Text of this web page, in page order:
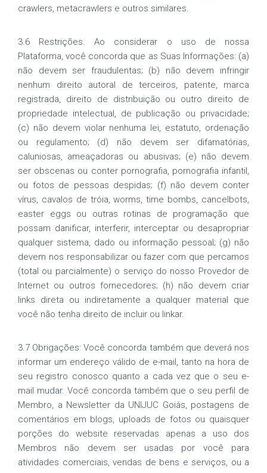
crawlers, metacrawlers e outros similares.
3.6 Restrições. Ao considerar o uso de nossa
Plataforma, você concorda que as Suas Informações: (a)
não devem ser fraudulentas; (b) não devem infringir
nenhum direito autoral de terceiros, patente, marca
registrada, direito de distribuição ou outro direito de
propriedade intelectual, de publicação ou privacidade;
(c) não devem violar nenhuma lei, estatuto, ordenação
ou regulamento; (d) não devem ser difamatórias,
caluniosas, ameaçadoras ou abusivas; (e) não devem
ser obscenas ou conter pornografia, pornografia infantil,
ou fotos de pessoas despidas; (f) não devem conter
vírus, cavalos de tróia, worms, time bombs, cancelbots,
easter eggs ou outras rotinas de programação que
possam danificar, interferir, interceptar ou desapropriar
qualquer sistema, dado ou informação pessoal; (g) não
devem nos responsabilizar ou fazer com que percamos
(total ou parcialmente) o serviço do nosso Provedor de
Internet ou outros fornecedores; (h) não devem criar
links direta ou indiretamente a qualquer material que
você não tenha direito de incluir ou linkar.
3.7 Obrigações: Você concorda também que deverá nos
informar um endereço válido de e-mail, tanto na hora de
seu registro conosco quanto a cada vez que o seu e-
mail mudar. Você concorda também que o seu perfil de
Membro, a Newsletter da UNIJUC Goiás, postagens de
comentários em blogs, uploads de fotos ou quaisquer
porções do website reservadas apenas a uso dos
Membros não devem ser usadas por você para
atividades comerciais, vendas de bens e serviços, ou a